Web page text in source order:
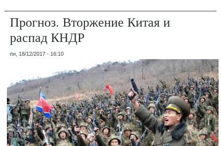
Прогноз. Вторжение Китая и
распад КНДР
пн, 18/12/2017 - 16:10